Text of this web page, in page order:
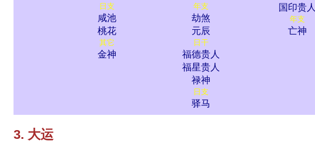
日支
咸池
桃花
其它
金神
年支
劫煞
元辰
日干
福德贵人
福星贵人
禄神
日支
驿马
国印贵人
年支
亡神
3. 大运